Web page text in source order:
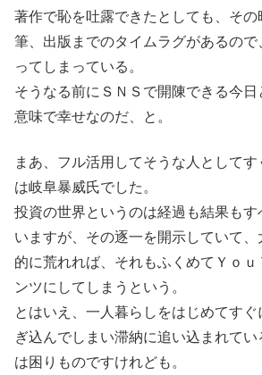
著作で恥を吐露できたとしても、そ
筆、出版までのタイムラグがあるの
ってしまっている。
そうなる前にＳＮＳで開陳できる今
意味で幸せなのだ、と。
まあ、フル活用してそうな人として
は岐阜暴威氏でした。
投資の世界というのは経過も結果もす
いますが、その逐一を開示していて
的に荒れれば、それもふくめてＹｏ
ンツにしてしまうという。
とはいえ、一人暮らしをはじめてす
ぎ込んでしまい滞納に追い込まれて
は困りものですけれども。